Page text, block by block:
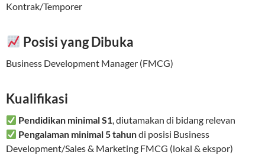
Kontrak/Temporer
Posisi yang Dibuka
Business Development Manager (FMCG)
Kualifikasi
Pendidikan minimal S1, diutamakan di bidang relevan
Pengalaman minimal 5 tahundi posisi Business
Development/Sales & Marketing FMCG (lokal & ekspor)